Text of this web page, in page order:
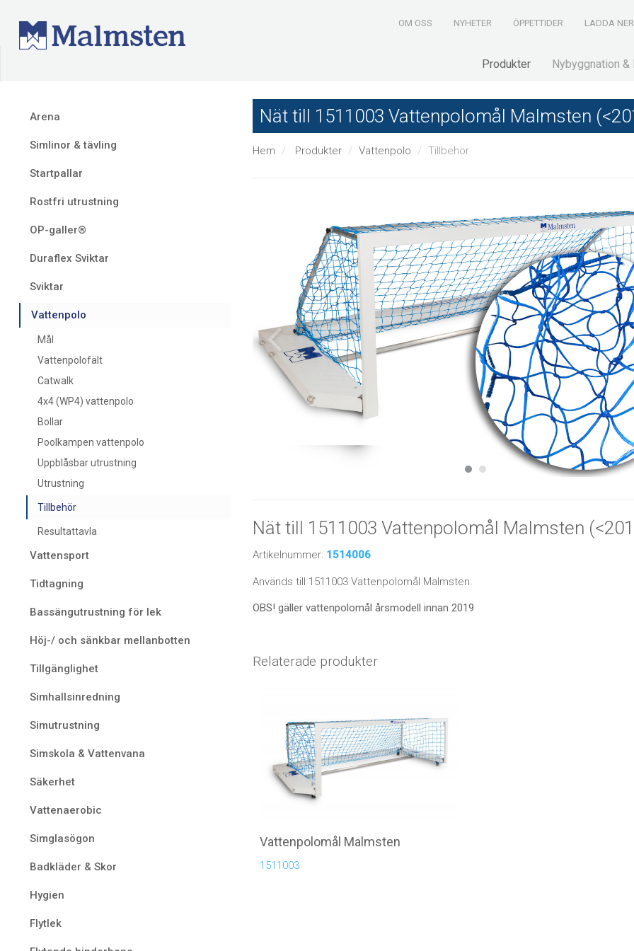
OM OSS NYHETER ÖPPETTIDER LADDA NER
Produkter Nybyggnation &
Nät till 1511003 Vattenpolomål Malmsten
Hem Produkter Vattenpolo Tillbehör
Nät till 1511003 Vattenpolomål Malmsten
Artikelnummer: 1514006
Används till 1511003 Vattenpolomål Malmsten.
OBS! gäller vattenpolomål årsmodell innan 2019
Relaterade produkter
Vattenpolomål Malmsten
1511003
Arena
Simlinor & tävling
Startpallar
Rostfri utrustning
OP-galler®
Duraflex Sviktar
Sviktar
Vattenpolo
Mål
Vattenpolofält
Catwalk
4x4 (WP4) vattenpolo
Bollar
Poolkampen vattenpolo
Uppblåsbar utrustning
Utrustning
Tillbehör
Resultattavla
Vattensport
Tidtagning
Bassängutrustning för lek
Höj-/ och sänkbar mellanbotten
Tillgänglighet
Simhallsinredning
Simutrustning
Simskola & Vattenvana
Säkerhet
Vattenaerobic
Simglasögon
Badkläder & Skor
Hygien
Flytlek